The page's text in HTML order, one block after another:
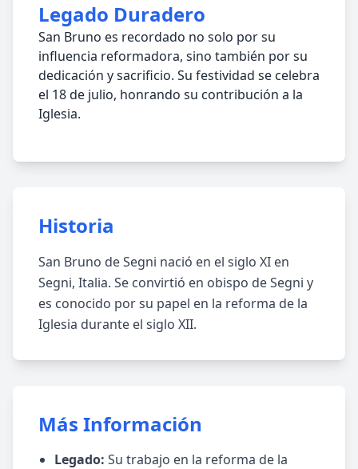
Legado Duradero
San Bruno es recordado no solo por su
influencia reformadora, sino también por su
dedicación y sacrificio. Su festividad se celebra
el 18 de julio, honrando su contribución a la
Iglesia.
Historia
San Bruno de Segni nació en el siglo XI en
Segni, Italia. Se convirtió en obispo de Segni y
es conocido por su papel en la reforma de la
Iglesia durante el siglo XII.
Más Información
Legado: Su trabajo en la reforma de la